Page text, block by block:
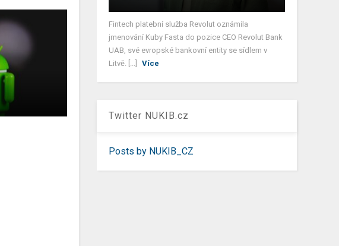
Fintech platební služba Revolut oznámila
jmenování Kuby Fasta do pozice CEO Revolut Bank
UAB, své evropské bankovní entity se sídlem v
Litvě. [...]
Více
Twitter NUKIB.cz
Posts by NUKIB_CZ